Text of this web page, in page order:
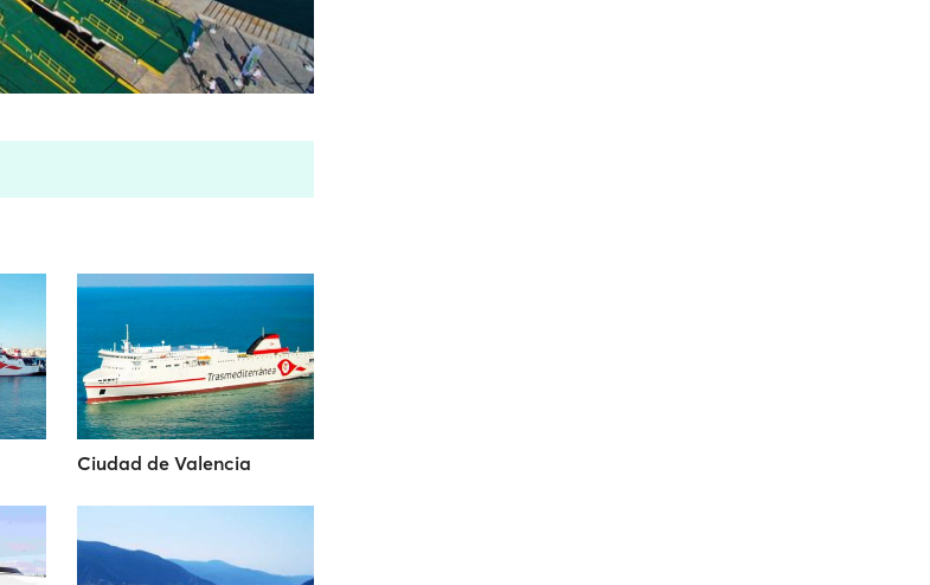
Ciudad de Valencia